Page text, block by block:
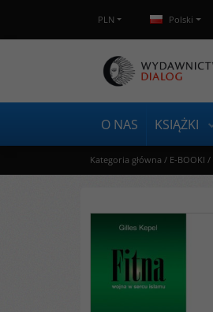
PLN Polski
O NAS KSIĄŻKI
Kategoria główna / E-BOOKI /